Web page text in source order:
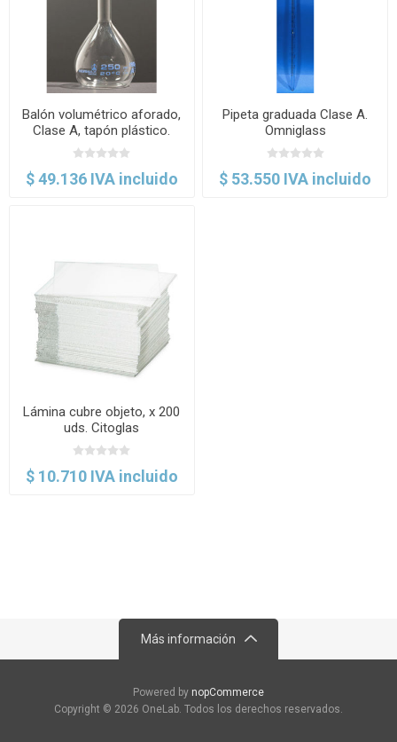
Balón volumétrico aforado,
Clase A, tapón plástico.
Normax
$ 49.136 IVA incluido
Pipeta graduada Clase A.
Omniglass
$ 53.550 IVA incluido
Lámina cubre objeto, x 200
uds. Citoglas
$ 10.710 IVA incluido
Más información
Powered by nopCommerce
Copyright © 2026 OneLab. Todos los derechos reservados.